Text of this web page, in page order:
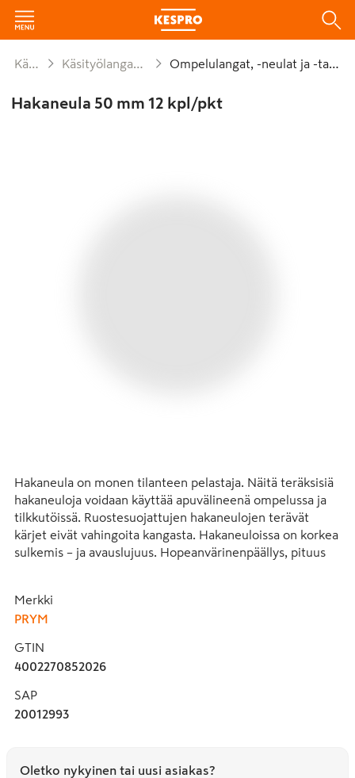
Käyttötavara Käsityölangat ja ompelutarvikkeet Ompelulangat, -neulat ja -tarvikkeet
Hakaneula 50 mm 12 kpl/pkt
Hakaneula on monen tilanteen pelastaja. Näitä teräksisiä
hakaneuloja voidaan käyttää apuvälineenä ompelussa ja
tilkkutöissä. Ruostesuojattujen hakaneulojen terävät
kärjet eivät vahingoita kangasta. Hakaneuloissa on korkea
sulkemis – ja avauslujuus. Hopeanvärinenpäällys, pituus
- Teräksinen hakaneula yleiseen käyttöön
- Tasaiseksi hiottu lukko-osan pinta
- Erinomainen hakaneula, luotettava avatessa ja
suljettaessa
- Ohueksi hiottu kärki helpottaa neulan pistämistä
Merkki
PRYM
GTIN
4002270852026
SAP
20012993
Oletko nykyinen tai uusi asiakas?